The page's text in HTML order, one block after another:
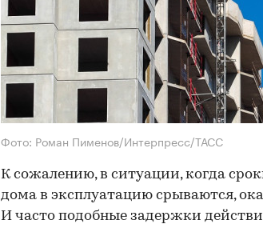
Фото: Роман Пименов/Интерпресс/ТАСС
К сожалению, в ситуации, когда
дома в эксплуатацию срываются,
И часто подобные задержки